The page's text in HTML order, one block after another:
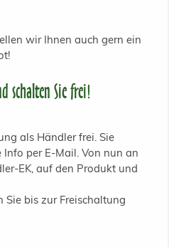
wir Ihnen auch gern ein
schalten Sie frei!
als Händler frei. Sie
per E-Mail. Von nun an
EK, auf den Produkt und
Sie bis zur Freischaltung